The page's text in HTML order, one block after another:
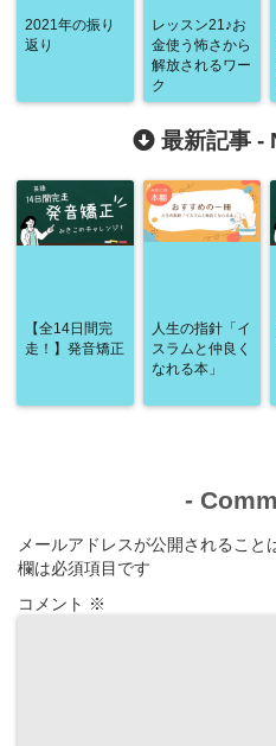
2021年の振り
返り
レッスン21♪お
金使う怖さから
解放されるワー
ク
最新記事 -
【全14日間完
走！】発音矯正
人生の指針「イ
スラムと仲良く
なれる本」
-
メールアドレスが公開されること
欄は必須項目です
コメント ※